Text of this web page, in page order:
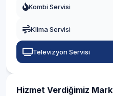
Kombi Servisi
Klima Servisi
Televizyon Servisi
Hizmet Verdiğimiz